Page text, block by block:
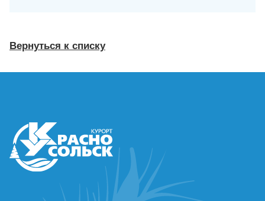
Вернуться к списку